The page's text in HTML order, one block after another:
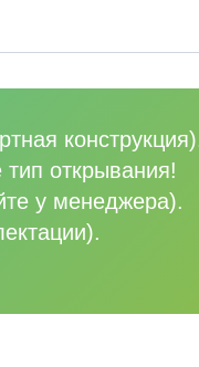
тип открывания!
у менеджера).